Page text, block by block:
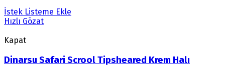
İstek Listeme Ekle
Hızlı Gözat
Kapat
Dinarsu Safari Scrool Tipsheared Krem Halı